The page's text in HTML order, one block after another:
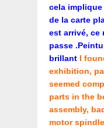
cela implique
de la carte
est arrivé, ce
passe
brillant I
exhibition,
seemed
parts in the
assembly,
motor